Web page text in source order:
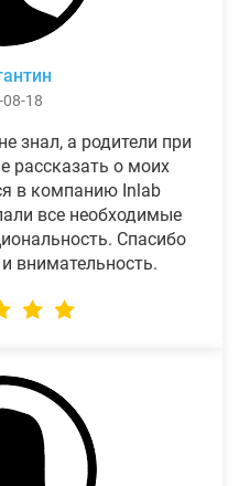
18
знал, а родители при
рассказать о моих
в компанию Inlab
все необходимые
Спасибо
внимательность.